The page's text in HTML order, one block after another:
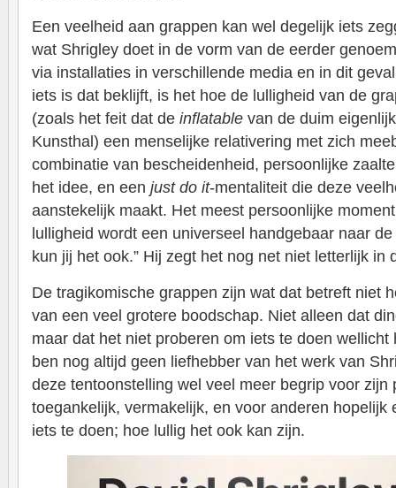
Een veelheid aan grappen kan wel degelijk iets
wat Shrigley doet in de vorm van de eerder
via installaties in verschillende media en in dit
iets is dat beklijft, is het hoe de lulligheid van de
(zoals het feit dat de inflatable van de duim
Kunsthal) een menselijke relativering met zich
combinatie van bescheidenheid, persoonlijke
het idee, en een just do it-mentaliteit die deze
aanstekelijk maakt. Het meest persoonlijke
lulligheid wordt een universeel handgebaar naar
kun jij het ook.” Hij zegt het nog net niet letterlijk in
De tragikomische grappen zijn wat dat betreft niet
van een veel grotere boodschap. Niet alleen dat
maar dat het niet proberen om iets te doen
ben nog altijd geen liefhebber van het werk van
deze tentoonstelling wel veel meer begrip voor zijn
toegankelijk, vermakelijk, en voor anderen hopelijk
iets te doen; hoe lullig het ook kan zijn.